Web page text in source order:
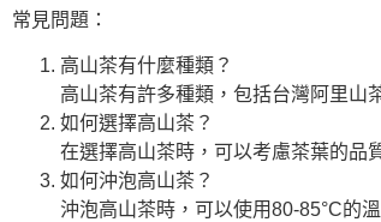
常見問題：
高山茶有什麼種類？
高山茶有許多種類，包括台灣阿里山
如何選擇高山茶？
在選擇高山茶時，可以考慮茶葉的品
如何沖泡高山茶？
沖泡高山茶時，可以使用80-85°C的